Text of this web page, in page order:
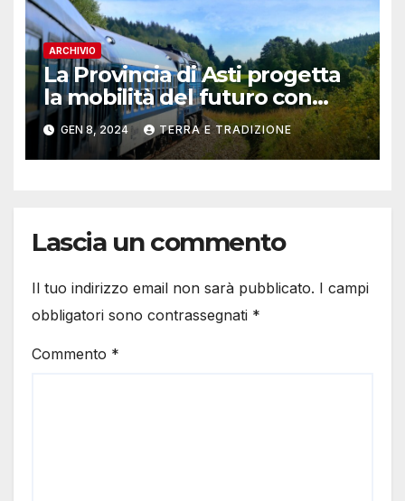
ARCHIVIO
La Provincia di Asti progetta
la mobilità del futuro con
“Hydrogen Valley”: on line il
questionario
GEN 8, 2024 TERRA E TRADIZIONE
Lascia un commento
Il tuo indirizzo email non sarà pubblicato. I campi
obbligatori sono contrassegnati *
Commento *